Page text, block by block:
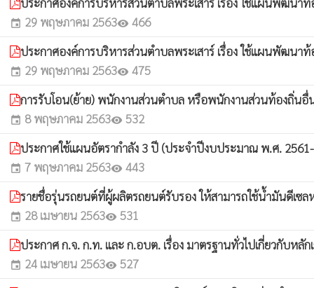
event 29 พฤษภาคม 2563visibility 466
ประกาศองค์การบริหารส่วนตำบลพระเสาร์ เรื่อง ใช้แผนพัฒน
event 29 พฤษภาคม 2563visibility 475
การรับโอน(ย้าย) พนักงานส่วนตำบล หรือพนักงานส่วนท้องถิ่นอื่
event 8 พฤษภาคม 2563visibility 532
ประกาศใช้แผนอัตรากำลัง 3 ปี (ประจำปีงบประมาณ พ.ศ.
event 7 พฤษภาคม 2563visibility 443
รายชื่อรุ่นรถยนต์ที่ผู้ผลิตรถยนต์รับรอง ให้สามารถใช้น้ำมันดีเซล
event 28 เมษายน 2563visibility 531
ประกาศ ก.จ. ก.ท. และ ก.อบต. เรื่อง มาตรฐานทั่วไปเกี่ยวกับ
event 24 เมษายน 2563visibility 527